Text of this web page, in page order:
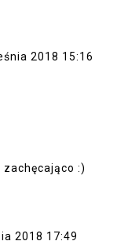
2018 15:16
:)
2018 17:49